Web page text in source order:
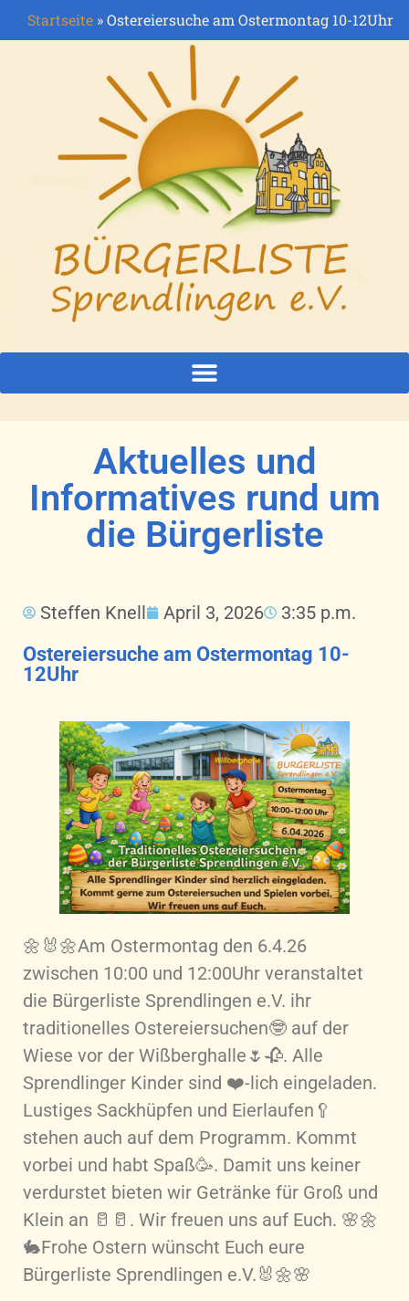
Startseite »Ostereiersuche am Ostermontag 10-12Uhr
Aktuelles und
Informatives rund um
die Bürgerliste
Steffen Knell April 3, 2026 3:35 p.m.
Ostereiersuche am Ostermontag 10-
12Uhr
🌼🐰🌼Am Ostermontag den 6.4.26
zwischen 10:00 und 12:00Uhr veranstaltet
die Bürgerliste Sprendlingen e.V. ihr
traditionelles Ostereiersuchen🤓 auf der
Wiese vor der Wißberghalle🌷🥀. Alle
Sprendlinger Kinder sind ❤️-lich eingeladen.
Lustiges Sackhüpfen und Eierlaufen🥄
stehen auch auf dem Programm. Kommt
vorbei und habt Spaß🥳. Damit uns keiner
verdurstet bieten wir Getränke für Groß und
Klein an 🥛🥛. Wir freuen uns auf Euch. 🌸🌼
🐇Frohe Ostern wünscht Euch eure
Bürgerliste Sprendlingen e.V.🐰🌼🌸